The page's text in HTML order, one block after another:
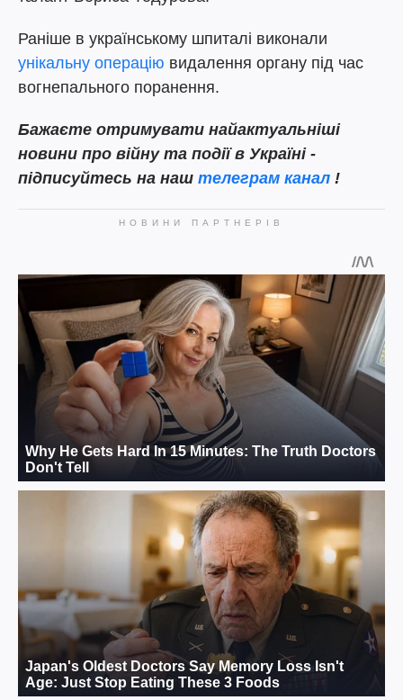
Раніше в українському шпиталі виконали
унікальну операцію видалення органу під час
вогнепального поранення.
Бажаєте отримувати найактуальніші
новини про війну та події в Україні -
підписуйтесь на наш телеграм канал !